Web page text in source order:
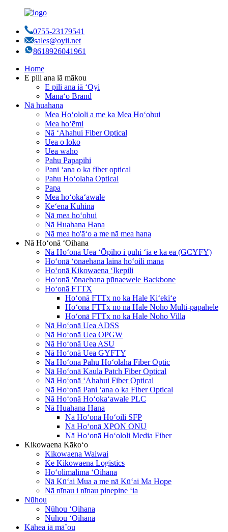
0755-23179541
sales@oyii.net
8618926041961
Home
E pili ana iā mākou
E pili ana iā ʻOyi
Manaʻo Brand
Nā huahana
Mea Hoʻololi a me ka Mea Hoʻohui
Mea hoʻēmi
Nā ʻAhahui Fiber Optical
Uea o loko
Uea waho
Pahu Papapihi
Pani ʻana o ka fiber optical
Pahu Hoʻolaha Optical
Papa
Mea hoʻokaʻawale
Keʻena Kuhina
Nā mea hoʻohui
Nā Huahana Hana
Nā mea ho'āʻo a me nā mea hana
Nā Hoʻonā ʻOihana
Nā Hoʻonā Uea ʻŌpiho i puhi ʻia e ka ea (GCYFY)
Hoʻonā ʻōnaehana laina hoʻoili mana
Hoʻonā Kikowaena ʻIkepili
Hoʻonā ʻōnaehana pūnaewele Backbone
Hoʻonā FTTX
Hoʻonā FTTx no ka Hale Kiʻekiʻe
Hoʻonā FTTx no nā Hale Noho Multi-papahele
Hoʻonā FTTx no ka Hale Noho Villa
Nā Hoʻonā Uea ADSS
Nā Hoʻonā Uea OPGW
Nā Hoʻonā Uea ASU
Nā Hoʻonā Uea GYFTY
Nā Hoʻonā Pahu Hoʻolaha Fiber Optic
Nā Hoʻonā Kaula Patch Fiber Optical
Nā Hoʻonā ʻAhahui Fiber Optical
Nā Hoʻonā Pani ʻana o ka Fiber Optical
Nā Hoʻonā Hoʻokaʻawale PLC
Nā Huahana Hana
Nā Hoʻonā Hoʻoili SFP
Nā Hoʻonā XPON ONU
Nā Hoʻonā Hoʻololi Media Fiber
Kikowaena Kākoʻo
Kikowaena Waiwai
Ke Kikowaena Logistics
Hoʻolimalima ʻOihana
Nā Kūʻai Mua a me nā Kūʻai Ma Hope
Nā nīnau i nīnau pinepine ʻia
Nūhou
Nūhou ʻOihana
Nūhou ʻOihana
Kāhea iā mā˚ou